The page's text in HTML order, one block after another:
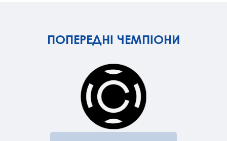
ПОПЕРЕДНІ ЧЕМПІОНИ